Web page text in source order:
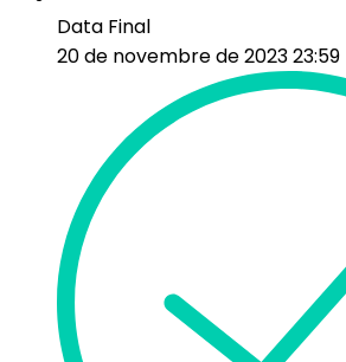
Data Final
20 de novembre de 2023 23:59